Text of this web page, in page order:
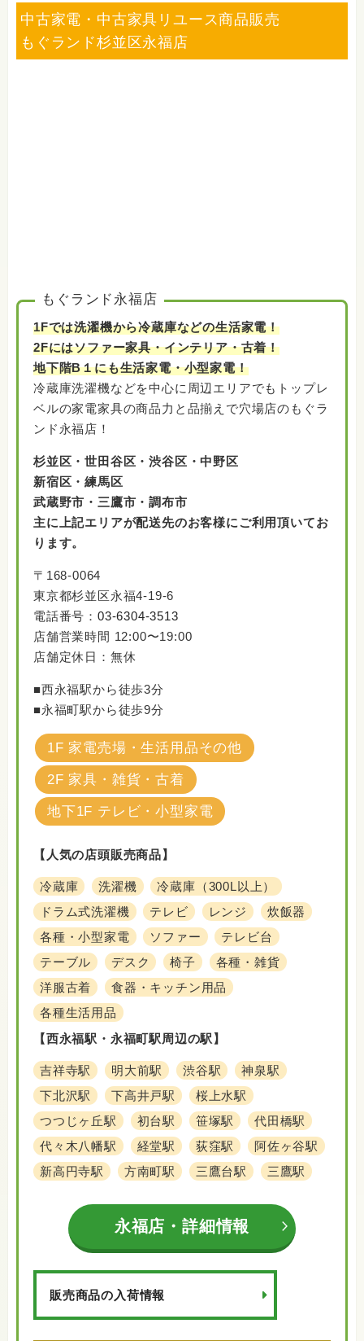
iPhone・iPad
DJ機器・DTM
カメラ・レンズ
テレビ映像機器
LINE・メールにて仮査定・事前お見積りをご利
用ください。
買取受付時間 10:00〜19:00(無休)
出張買取（東京・神奈川の一部対応地域）
宅配買取（日本全国）
店頭買取（お持ち込み）に対応しております。
※上記にない商品でもその他、買取は多種多様
中古家電・中古家具リユース商品販売
もぐランド杉並区永福店
もぐランド永福店
1Fでは洗濯機から冷蔵庫などの生活家電！
2Fにはソファー家具・インテリア・古着！
地下階B１にも生活家電・小型家電！
冷蔵庫洗濯機などを中心に周辺エリアでもトップレ
ベルの家電家具の商品力と品揃えで穴場店のもぐラ
ンド永福店！
杉並区・世田谷区・渋谷区・中野区
新宿区・練馬区
武蔵野市・三鷹市・調布市
主に上記エリアが配送先のお客様にご利用頂いてお
ります。
〒168-0064
東京都杉並区永福4-19-6
電話番号： 03-6304-3513
店舗営業時間 12:00〜19:00
店舗定休日：無休
■西永福駅から徒歩3分
■永福町駅から徒歩9分
1F 家電売場・生活用品その他
2F 家具・雑貨・古着
地下1F テレビ・小型家電
【人気の店頭販売商品】
冷蔵庫 洗濯機
冷蔵庫（300L以上）
ドラム式洗濯機
テレビ レンジ
炊飯器
各種・小型家電
ソファー
テレビ台
テーブル
デスク 椅子
各種・雑貨
洋服古着
食器・キッチン用品
各種生活用品
【西永福駅・永福町駅周辺の駅】
吉祥寺駅 明大前駅 渋谷駅
神泉駅
下北沢駅
下高井戸駅
桜上水駅
つつじヶ丘駅
初台駅 笹塚駅
代田橋駅
代々木八幡駅
経堂駅 荻窪駅
阿佐ヶ谷駅
新高円寺駅
方南町駅 三鷹台駅 三鷹駅
永福店・詳細情報
販売商品の入荷情報